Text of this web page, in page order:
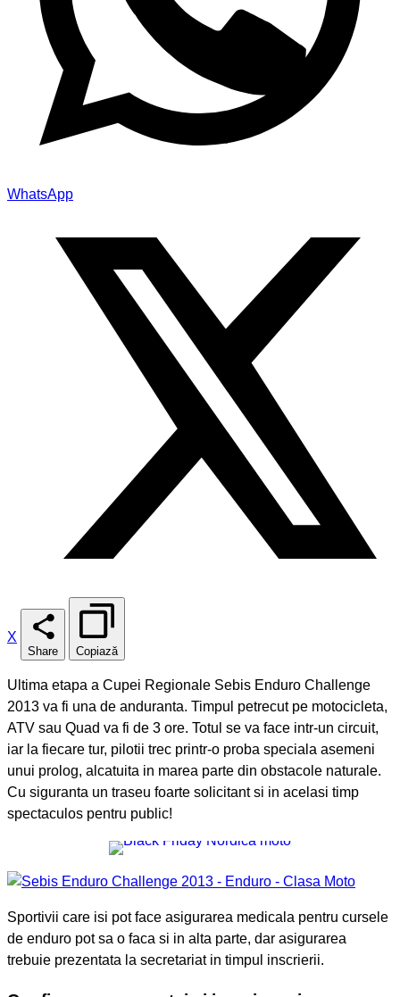
WhatsApp
X
Share Copiază
Ultima etapa a Cupei Regionale Sebis Enduro Challenge
2013 va fi una de anduranta. Timpul petrecut pe motocicleta,
ATV sau Quad va fi de 3 ore. Totul se va face intr-un circuit,
iar la fiecare tur, pilotii trec printr-o proba speciala asemeni
unui prolog, alcatuita in marea parte din obstacole naturale.
Cu siguranta un traseu foarte solicitant si in acelasi timp
spectaculos pentru public!
Sportivii care isi pot face asigurarea medicala pentru cursele
de enduro pot sa o faca si in alta parte, dar asigurarea
trebuie prezentata la secretariat in timpul inscrierii.